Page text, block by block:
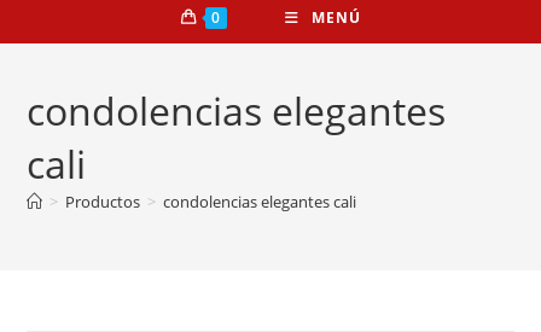
0 MENÚ
condolencias elegantes
cali
> Productos > condolencias elegantes cali